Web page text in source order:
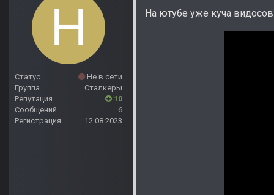
Статус
Не в сети
Группа
Сталкеры
Репутация
10
Сообщений
6
Регистрация
12.08.2023
На ютубе уже куча